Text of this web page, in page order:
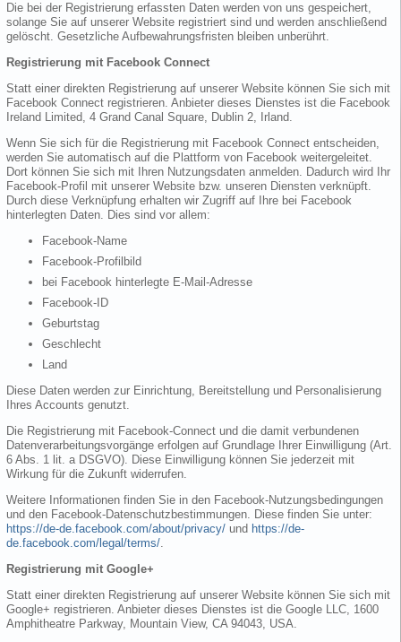
Die bei der Registrierung erfassten Daten werden von uns gespeichert,
solange Sie auf unserer Website registriert sind und werden anschließend
gelöscht. Gesetzliche Aufbewahrungsfristen bleiben unberührt.
Registrierung mit Facebook Connect
Statt einer direkten Registrierung auf unserer Website können Sie sich mit
Facebook Connect registrieren. Anbieter dieses Dienstes ist die Facebook
Ireland Limited, 4 Grand Canal Square, Dublin 2, Irland.
Wenn Sie sich für die Registrierung mit Facebook Connect entscheiden,
werden Sie automatisch auf die Plattform von Facebook weitergeleitet.
Dort können Sie sich mit Ihren Nutzungsdaten anmelden. Dadurch wird Ihr
Facebook-Profil mit unserer Website bzw. unseren Diensten verknüpft.
Durch diese Verknüpfung erhalten wir Zugriff auf Ihre bei Facebook
hinterlegten Daten. Dies sind vor allem:
Facebook-Name
Facebook-Profilbild
bei Facebook hinterlegte E-Mail-Adresse
Facebook-ID
Geburtstag
Geschlecht
Land
Diese Daten werden zur Einrichtung, Bereitstellung und Personalisierung
Ihres Accounts genutzt.
Die Registrierung mit Facebook-Connect und die damit verbundenen
Datenverarbeitungsvorgänge erfolgen auf Grundlage Ihrer Einwilligung (Art.
6 Abs. 1 lit. a DSGVO). Diese Einwilligung können Sie jederzeit mit
Wirkung für die Zukunft widerrufen.
Weitere Informationen finden Sie in den Facebook-Nutzungsbedingungen
und den Facebook-Datenschutzbestimmungen. Diese finden Sie unter:
https://de-de.facebook.com/about/privacy/ und https://de-
de.facebook.com/legal/terms/.
Registrierung mit Google+
Statt einer direkten Registrierung auf unserer Website können Sie sich mit
Google+ registrieren. Anbieter dieses Dienstes ist die Google LLC, 1600
Amphitheatre Parkway, Mountain View, CA 94043, USA.